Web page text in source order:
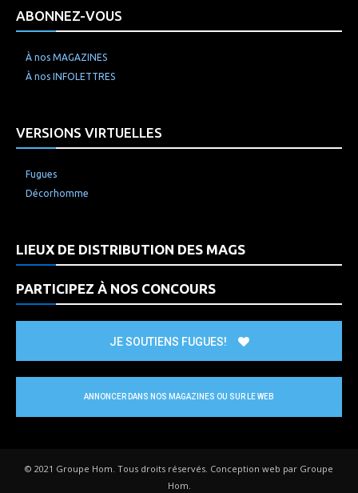
ABONNEZ-VOUS
À nos MAGAZINES
À nos INFOLETTRES
VERSIONS VIRTUELLES
Fugues
Décorhomme
LIEUX DE DISTRIBUTION DES MAGS
PARTICIPEZ À NOS CONCOURS
JE SOUTIENS FUGUES!
ANNONCER DANS NOS MAGAZINES OU SUR LE WEB
© 2021 Groupe Hom. Tous droits réservés. Conception web par Groupe
Hom.